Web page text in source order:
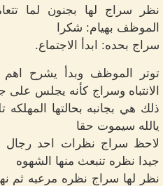
نظر سراج لها بجنون لما
الموظف بهيام: شكرا
سراج بحده: ابدأ الاجتماع.
توتر الموظف وبدأ يشرح
الانتباه وسراج كأنه يجلس
ذلك هي بجانبه بحالتها
يالله سيموت حقا
لاحظ سراج نظرات احد رجال
جيدا نظره تنبعث منها الشهوه
نظر لها سراج نظره مرعبه ثم